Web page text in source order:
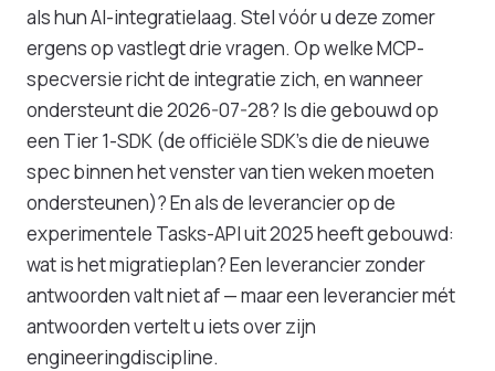
als hun AI-integratielaag. Stel vóór u deze zomer
ergens op vastlegt drie vragen. Op welke MCP-
specversie richt de integratie zich, en wanneer
ondersteunt die 2026-07-28? Is die gebouwd op
een Tier 1-SDK (de officiële SDK's die de nieuwe
spec binnen het venster van tien weken moeten
ondersteunen)? En als de leverancier op de
experimentele Tasks-API uit 2025 heeft gebouwd:
wat is het migratieplan? Een leverancier zonder
antwoorden valt niet af — maar een leverancier mét
antwoorden vertelt u iets over zijn
engineeringdiscipline.